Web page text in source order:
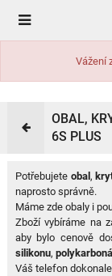
Vážení
OBAL,
6S PLUS
Potřebujete obal ,
naprosto správně.
Máme zde obaly i
Zboží vybíráme na
aby bylo cenově
silikonu,
Váš telefon